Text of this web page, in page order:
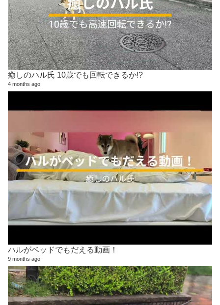
癒しのハル氏 10歳でも回転できるか!?
4 months ago
ハルがベッドでもだえる動画！
9 months ago